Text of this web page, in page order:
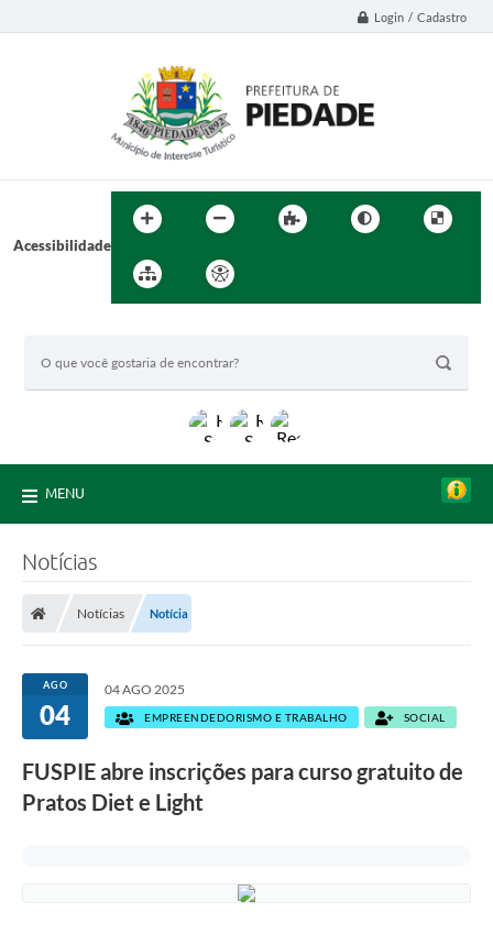
Login / Cadastro
Acessibilidade
MENU
Notícias
Notícias Notícia
AGO
04
04 AGO 2025
EMPREENDEDORISMO E TRABALHO SOCIAL
FUSPIE abre inscrições para curso gratuito de
Pratos Diet e Light